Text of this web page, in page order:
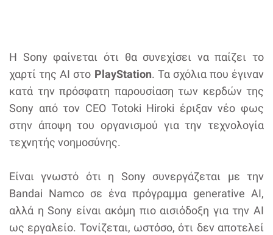
Η Sony φαίνεται ότι θα συνεχίσει να παίζει το
χαρτί της AI στο PlayStation. Τα σχόλια που έγιναν
κατά την πρόσφατη παρουσίαση των κερδών της
Sony από τον CEO Totoki Hiroki έριξαν νέο φως
στην άποψη του οργανισμού για την τεχνολογία
τεχνητής νοημοσύνης.
Είναι γνωστό ότι η Sony συνεργάζεται με την
Bandai Namco σε ένα πρόγραμμα generative AI,
αλλά η Sony είναι ακόμη πιο αισιόδοξη για την AI
ως εργαλείο. Τονίζεται, ωστόσο, ότι δεν αποτελεί